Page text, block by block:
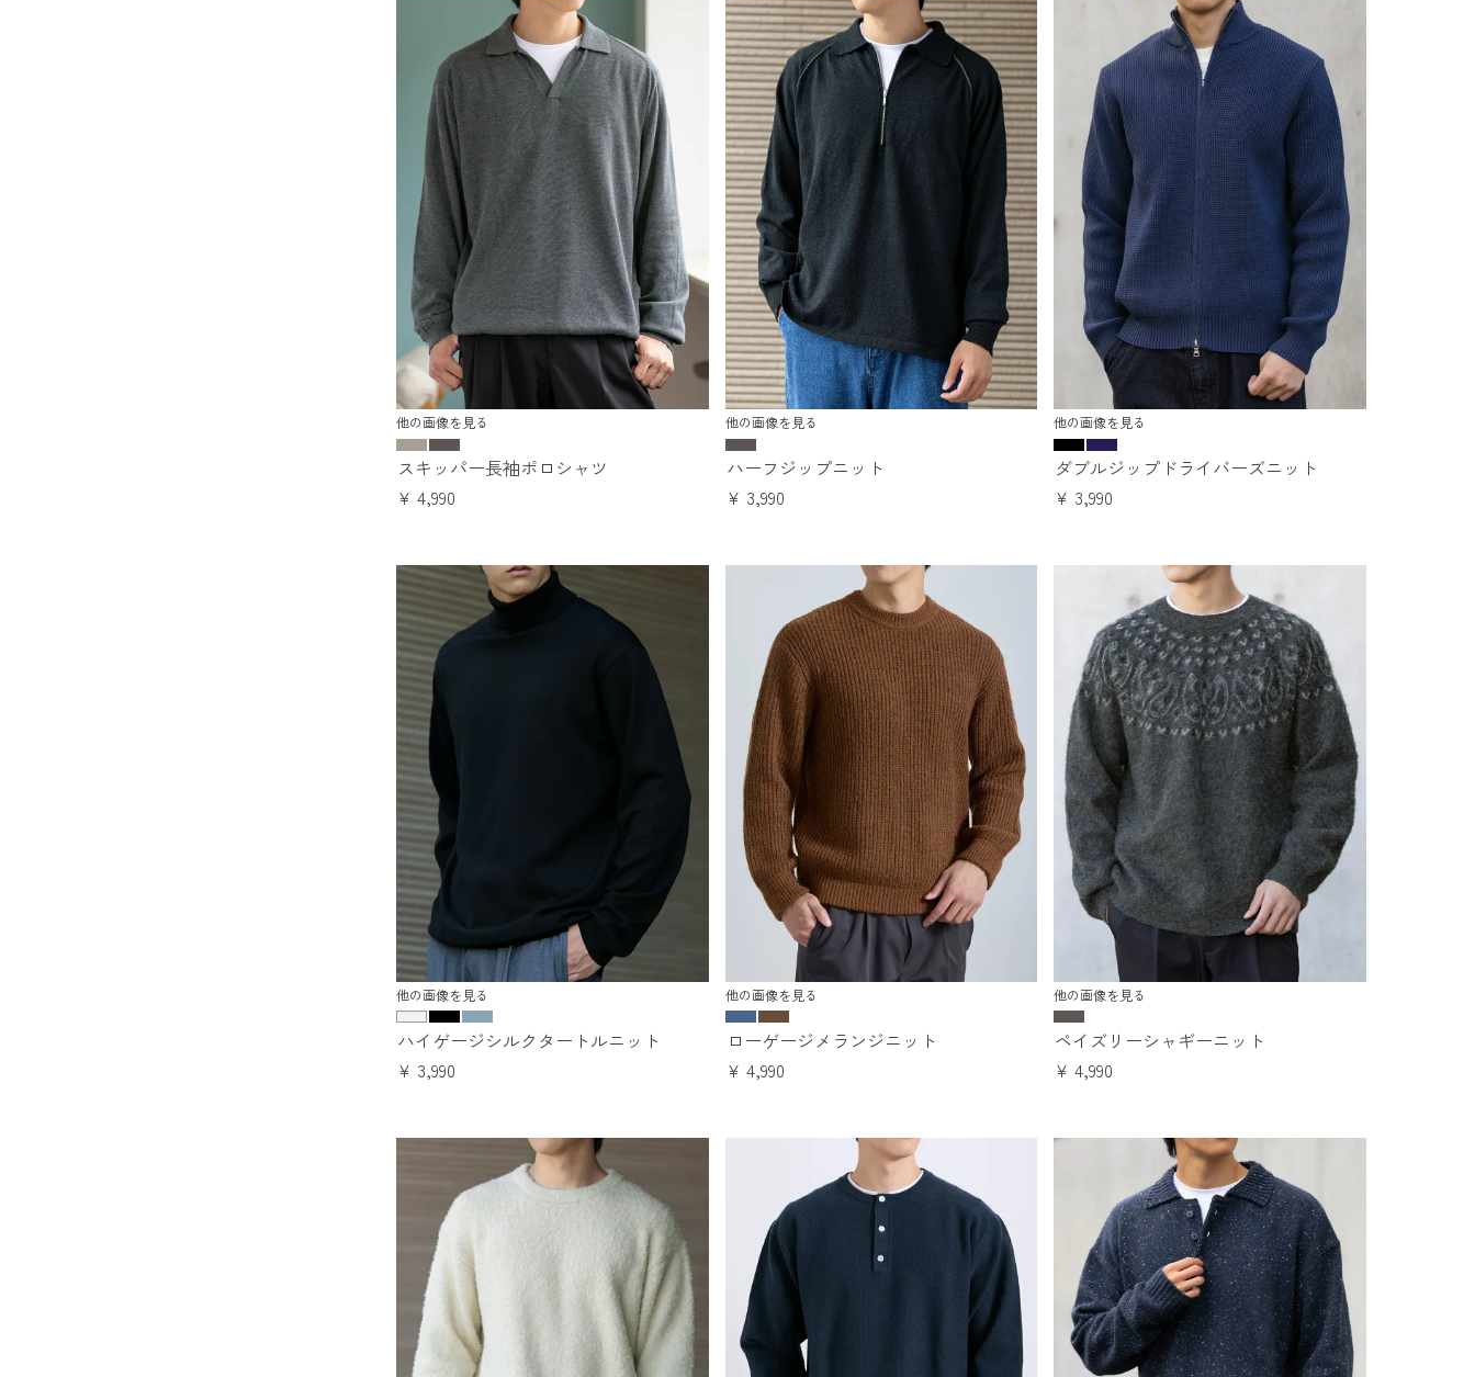
他の画像を見る
スキッパー長袖ポロシャツ
¥ 4,990
他の画像を見る
ハーフジップニット
¥ 3,990
他の画像を見る
ダブルジップドライバーズニット
¥ 3,990
他の画像を見る
ハイゲージシルクタートルニット
¥ 3,990
他の画像を見る
ローゲージメランジニット
¥ 4,990
他の画像を見る
ペイズリーシャギーニット
¥ 4,990